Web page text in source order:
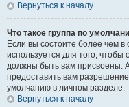
Вернуться к началу
Что такое группа по
Если вы состоите более чем
используется для того, чтобы
должны быть вам присвоены.
предоставить вам
умолчанию в личном разделе.
Вернуться к началу